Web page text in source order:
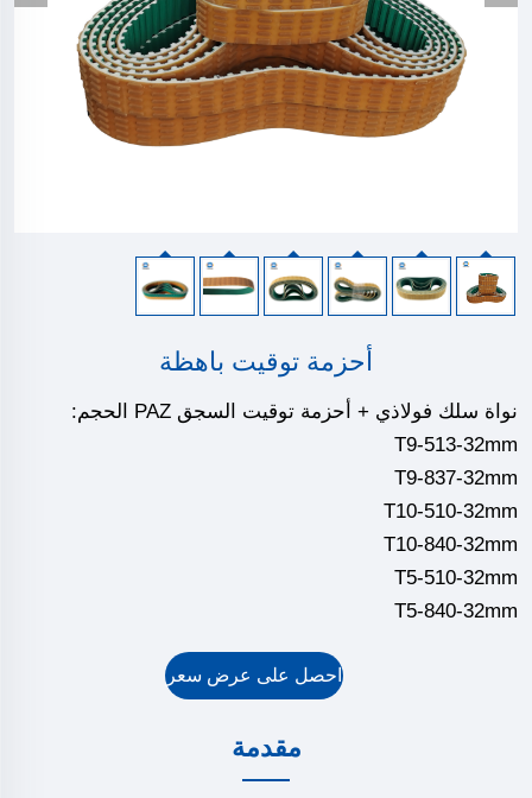
أحزمة توقيت باهظة
نواة سلك فولاذي + أحزمة توقيت السجق PAZ الحجم:
T9-513-32mm
T9-837-32mm
T10-510-32mm
T10-840-32mm
T5-510-32mm
T5-840-32mm
احصل على عرض سعر
مقدمة